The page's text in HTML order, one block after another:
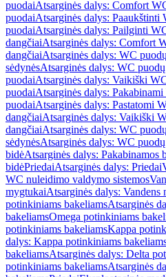
puodaiAtsarginės dalys: Comfort
puodaiAtsarginės dalys: Paaukštinti
puodaiAtsarginės dalys: Pailginti
dangčiaiAtsarginės dalys: Comfort
dangčiaiAtsarginės dalys: WC
sėdynėsAtsarginės dalys: WC
puodaiAtsarginės dalys: Vaikiški
puodaiAtsarginės dalys:
puodaiAtsarginės dalys: Pastatomi
dangčiaiAtsarginės dalys: Vaikiški
dangčiaiAtsarginės dalys: WC
sėdynėsAtsarginės dalys: WC
bidėAtsarginės dalys: Pakabinamos
bidėPriedaiAtsarginės dalys: Priedai
WC nuleidimo valdymo sistemos
mygtukaiAtsarginės dalys:
potinkiniams bakeliamsAtsarginės
bakeliamsOmega potinkiniams
potinkiniams bakeliamsKappa
dalys: Kappa potinkiniams
bakeliamsAtsarginės dalys: Delta
potinkiniams bakeliamsAtsarginės